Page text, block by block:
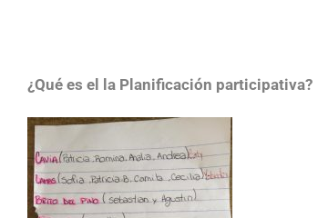
¿Qué es el la Planificación participativa?